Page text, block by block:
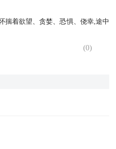
揣着欲望、贪婪、恐惧、侥幸,途中
(0)